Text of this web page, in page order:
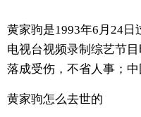
黄家驹是1993年6月24
电视台视频录制综艺节
落成受伤，不省人事；中
黄家驹怎么去世的